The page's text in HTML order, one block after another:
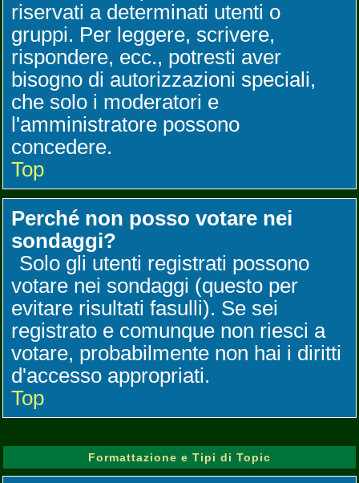
riservati a determinati utenti o
gruppi. Per leggere, scrivere,
rispondere, ecc., potresti aver
bisogno di autorizzazioni speciali,
che solo i moderatori e
l'amministratore possono
concedere.
Top
Perché non posso votare nei
sondaggi?
Solo gli utenti registrati possono
votare nei sondaggi (questo per
evitare risultati fasulli). Se sei
registrato e comunque non riesci a
votare, probabilmente non hai i diritti
d'accesso appropriati.
Top
Formattazione e Tipi di Topic